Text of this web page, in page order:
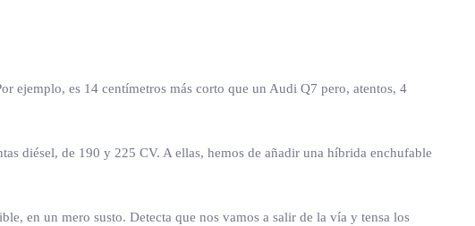
ejemplo, es 14 centímetros más corto que un Audi Q7 pero, atentos, 4
diésel, de 190 y 225 CV. A ellas, hemos de añadir una híbrida enchufable
en un mero susto. Detecta que nos vamos a salir de la vía y tensa los